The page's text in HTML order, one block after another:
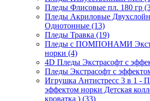
Пледы Флисовые пл. 180 гр
Пледы Акриловые
Однотонные (13)
Пледы Травка (19)
Пледы с ПОМПОНАМИ
норки (4)
4D Пледы Экстрасофт с
Пледы Экстрасофт с
Игрушка Антистресс 3 в 1 -
эффектом норки Детская
кроватка ) (33)